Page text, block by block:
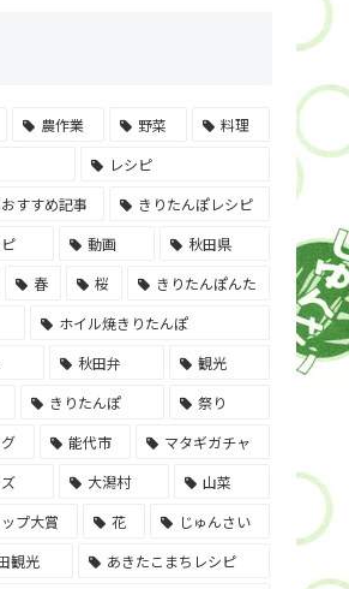
農作業 野菜
料理
レシピ
すすめ記事
きりたんぽレシピ
動画
秋田県
春 桜
きりたんぽんた
ホイル焼きりたんぽ
秋田弁
観光
きりたんぽ
祭り
能代市
マタギガチャ
大潟村
山菜
プ大賞
花
じゅんさい
観光
あきたこまちレシピ